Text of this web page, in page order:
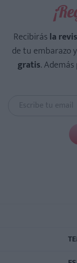
Recibirásla
de tu embarazo
gratis.